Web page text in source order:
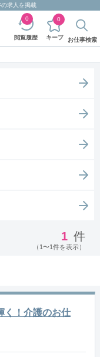
の求人を掲載
閲覧履歴
0
キープ
0
お仕事検索
1 件
（1〜1件を表示）
く！介護のお仕